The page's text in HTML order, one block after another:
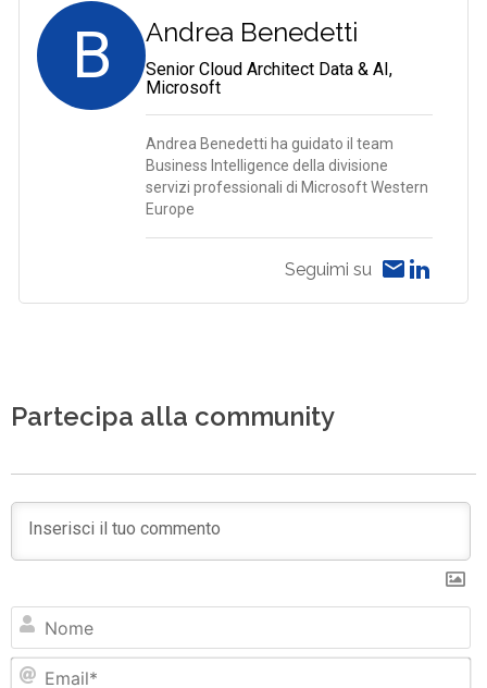
B Andrea Benedetti
Senior Cloud Architect Data & AI,
Microsoft
Andrea Benedetti ha guidato il team
Business Intelligence della divisione
servizi professionali di Microsoft Western
Europe
Seguimi su
Partecipa alla community